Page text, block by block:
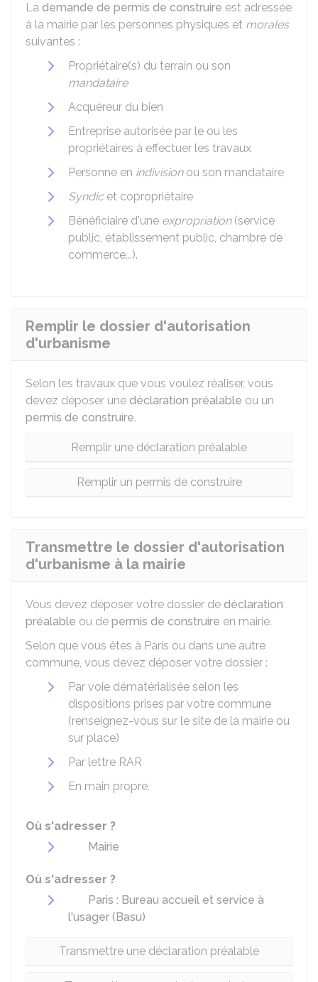
La demande de permis de construire est adressée
à la mairie par les personnes physiques et morales
suivantes :
Propriétaire(s) du terrain ou son
mandataire
Acquéreur du bien
Entreprise autorisée par le ou les
propriétaires à effectuer les travaux
Personne en indivisionou son mandataire
Syndic et copropriétaire
Bénéficiaire d'une expropriation(service
public, établissement public, chambre de
commerce...).
Remplir le dossier d'autorisation
d'urbanisme
Selon les travaux que vous voulez réaliser, vous
devez déposer une déclaration préalable ou un
permis de construire.
Remplir une déclaration préalable
Remplir un permis de construire
Transmettre le dossier d'autorisation
d'urbanisme à la mairie
Vous devez déposer votre dossier de déclaration
préalable ou de permis de construire en mairie.
Selon que vous êtes à Paris ou dans une autre
commune, vous devez déposer votre dossier :
Par voie dématérialisée selon les
dispositions prises par votre commune
(renseignez-vous sur le site de la mairie ou
sur place)
Par lettre RAR
En main propre.
Où s'adresser ?
Mairie
Où s'adresser ?
Paris : Bureau accueil et service à
l'usager (Basu)
Transmettre une déclaration préalable